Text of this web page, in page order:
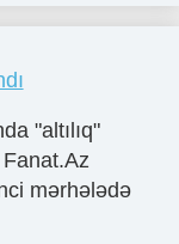
"altılıq"
mərhələdə